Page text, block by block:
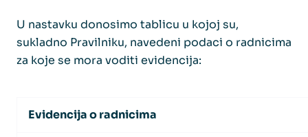
U nastavku donosimo tablicu u kojoj su,
sukladno Pravilniku, navedeni podaci o radnicima
za koje se mora voditi evidencija:
Evidencija o radnicima